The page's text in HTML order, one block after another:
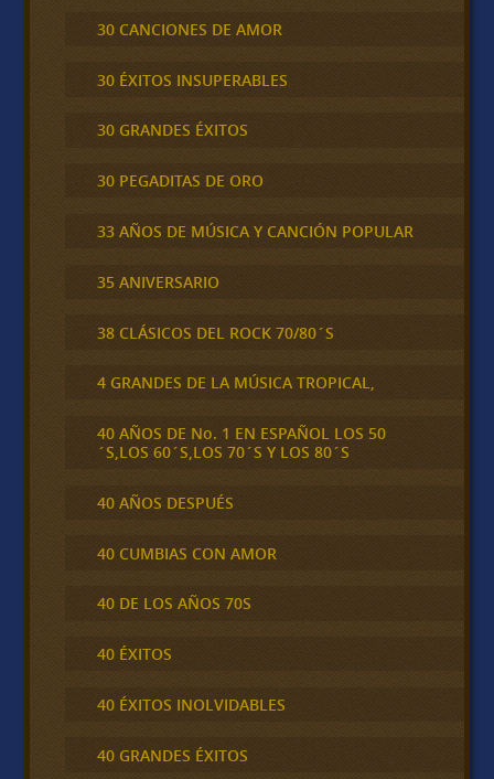
30 CANCIONES DE AMOR
30 ÉXITOS INSUPERABLES
30 GRANDES ÉXITOS
30 PEGADITAS DE ORO
33 AÑOS DE MÚSICA Y CANCIÓN POPULAR
35 ANIVERSARIO
38 CLÁSICOS DEL ROCK 70/80´S
4 GRANDES DE LA MÚSICA TROPICAL,
40 AÑOS DE No. 1 EN ESPAÑOL LOS 50
´S,LOS 60´S,LOS 70´S Y LOS 80´S
40 AÑOS DESPUÉS
40 CUMBIAS CON AMOR
40 DE LOS AÑOS 70S
40 ÉXITOS
40 ÉXITOS INOLVIDABLES
40 GRANDES ÉXITOS